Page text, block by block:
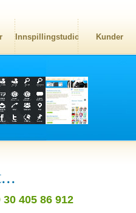
Innspillingstudio Kunder
405 86 912